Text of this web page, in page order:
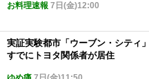
お料理速報 7日(金)12:00
実証実験都市「ウーブン・シティ
すでにトヨタ関係者が居住